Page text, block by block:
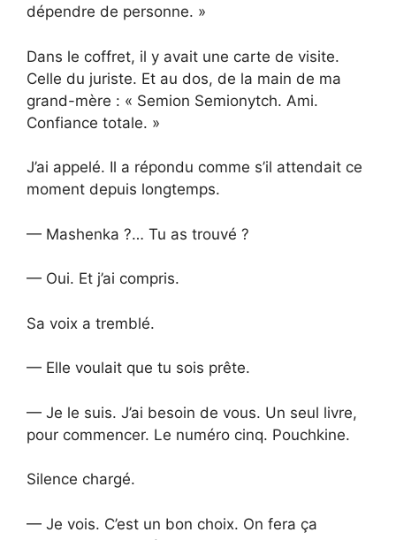
dépendre de personne. »
Dans le coffret, il y avait une carte de visite.
Celle du juriste. Et au dos, de la main de ma
grand-mère : « Semion Semionytch. Ami.
Confiance totale. »
J’ai appelé. Il a répondu comme s’il attendait ce
moment depuis longtemps.
— Mashenka ?… Tu as trouvé ?
— Oui. Et j’ai compris.
Sa voix a tremblé.
— Elle voulait que tu sois prête.
— Je le suis. J’ai besoin de vous. Un seul livre,
pour commencer. Le numéro cinq. Pouchkine.
Silence chargé.
— Je vois. C’est un bon choix. On fera ça